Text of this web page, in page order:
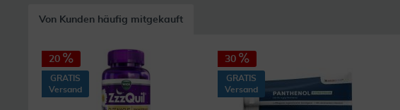
Von Kunden häufig mitgekauft
20
GRATIS
Versand
30
GRATIS
Versand